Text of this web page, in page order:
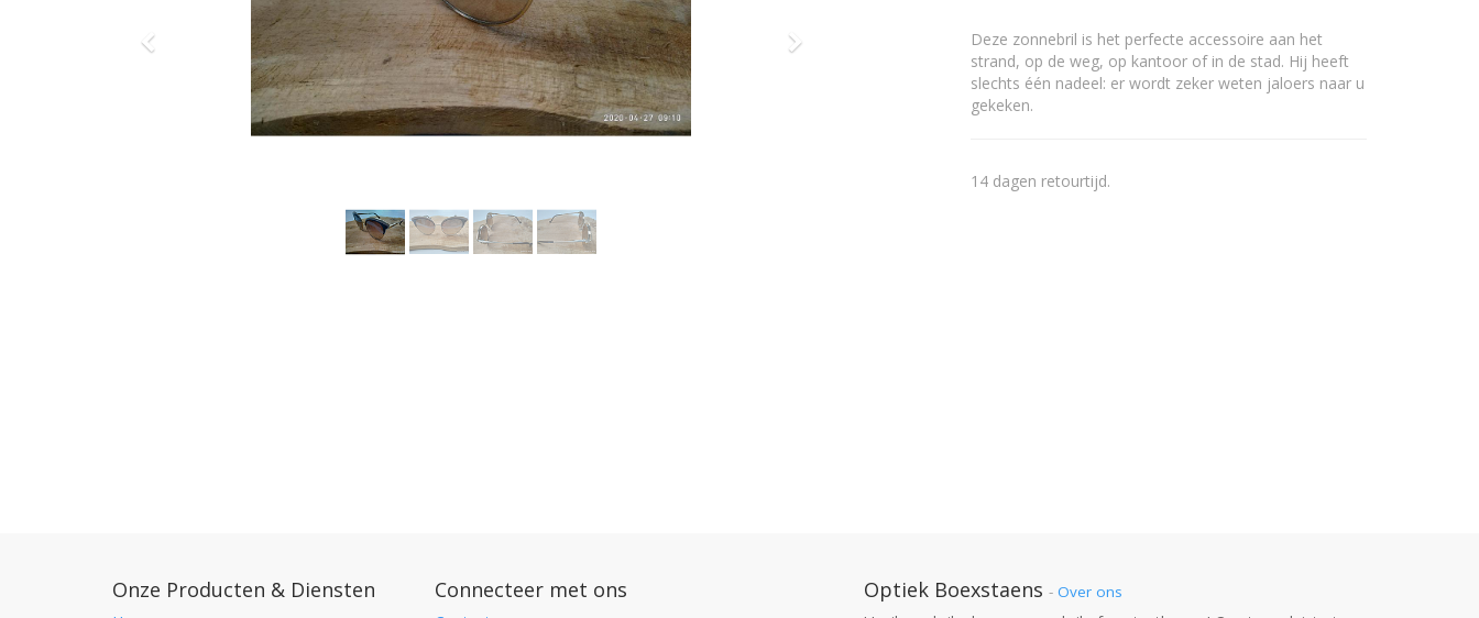
Volgende
Deze zonnebril is het perfecte accessoire aan het
strand, op de weg, op kantoor of in de stad. Hij heeft
slechts één nadeel: er wordt zeker weten jaloers naar u
gekeken.
14 dagen retourtijd.
Onze Producten & Diensten Connecteer met ons Optiek Boexstaens - Over ons